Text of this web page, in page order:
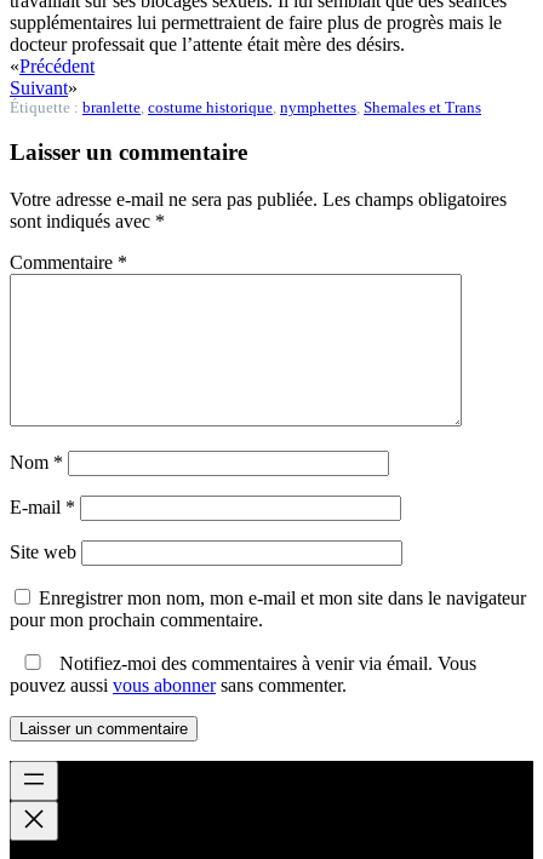
supplémentaires lui permettraient de faire plus de progrès mais le
docteur professait que l’attente était mère des désirs.
«Précédent
Suivant»
Étiquette : branlette costume historique nymphettes Shemales et Trans
Laisser un commentaire
Votre adresse e-mail ne sera pas publiée. Les champs obligatoires
sont indiqués avec *
Commentaire *
Nom *
E-mail *
Site web
Enregistrer mon nom, mon e-mail et mon site dans le navigateur
pour mon prochain commentaire.
Notifiez-moi des commentaires à venir via émail. Vous
pouvez aussi vous abonnersans commenter.